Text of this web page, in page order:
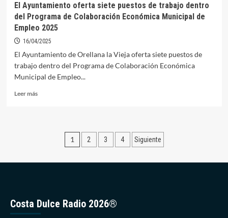
Papa
Francisco
El Ayuntamiento oferta siete puestos de trabajo dentro
del Programa de Colaboración Económica Municipal de
Empleo 2025
16/04/2025
El Ayuntamiento de Orellana la Vieja oferta siete puestos de
trabajo dentro del Programa de Colaboración Económica
Municipal de Empleo...
Leer másLeer
Ayuntamiento
del
Programa
Paginación
1 2 3 4 Siguiente
Costa Dulce Radio 2026®